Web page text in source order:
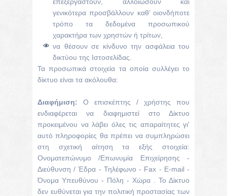
γενικότερα προσβάλλουν καθ’ οιονδήποτε
τρόπο τα δεδομένα προσωπικού
χαρακτήρα των χρηστών ή τρίτων,
να θέσουν σε κίνδυνο την ασφάλεια του
δικτύου της Ιστοσελίδας.
Τα προσωπικά στοιχεία τα οποία συλλέγει το
δίκτυο είναι τα ακόλουθα:
Διαφήμιση: Ο επισκέπτης / χρήστης που
ενδιαφέρεται να διαφημιστεί στο Δίκτυο
προκειμένου να λάβει όλες τις απαραίτητες γι'
αυτό πληροφορίες θα πρέπει να συμπληρώσει
στη σχετική αίτηση τα εξής στοιχεία:
Ονοματεπώνυμο /Επωνυμία Επιχείρησης -
Διεύθυνση / Έδρα - Τηλέφωνο - Fax - E-mail -
Όνομα Υπευθύνου - Πόλη - Χώρα . Το Δίκτυο
δεν ευθύνεται για την πολιτική προστασίας των